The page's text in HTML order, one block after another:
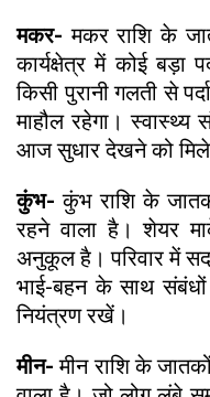
मकर- मकर राशि के
कार्यक्षेत्र में कोई
किसी पुरानी गलती से
माहौल रहेगा।
आज सुधार देखने को
कुंभ- कुंभ राशि के
रहने वाला है। शेयर
अनुकूल है। परिवार में
भाई-बहन के साथ
नियंत्रण रखें।
मीन- मीन राशि के